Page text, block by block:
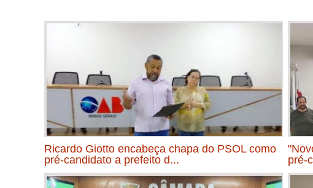
Ricardo Giotto encabeça chapa do PSOL como
pré-candidato a prefeito d...
pré-